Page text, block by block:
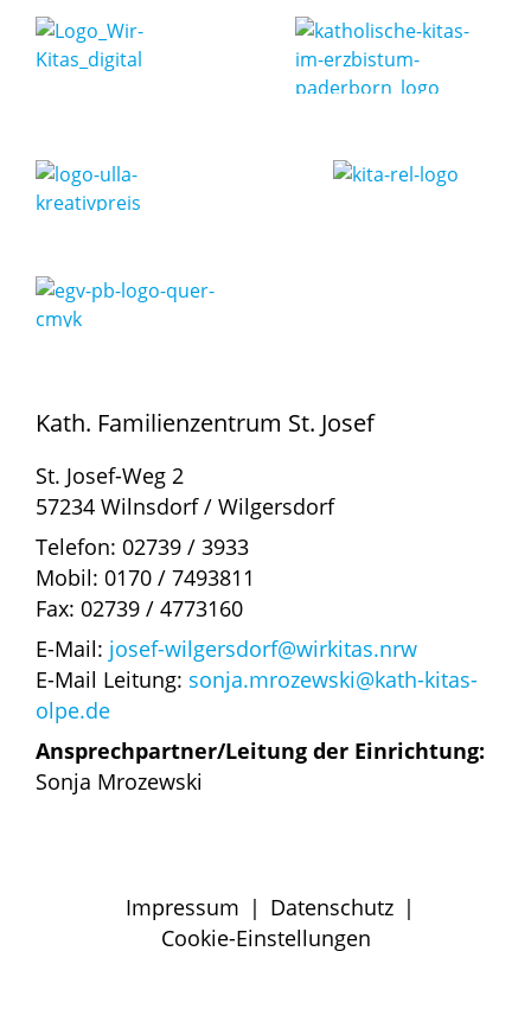
Kath. Familienzentrum St. Josef
St. Josef-Weg 2
57234 Wilnsdorf / Wilgersdorf
Telefon: 02739 / 3933
Mobil: 0170 / 7493811
Fax: 02739 / 4773160
E-Mail: josef-wilgersdorf@wirkitas.nrw
E-Mail Leitung: sonja.mrozewski@kath-kitas-
olpe.de
Ansprechpartner/Leitung der Einrichtung:
Sonja Mrozewski
Impressum | Datenschutz |
Cookie-Einstellungen